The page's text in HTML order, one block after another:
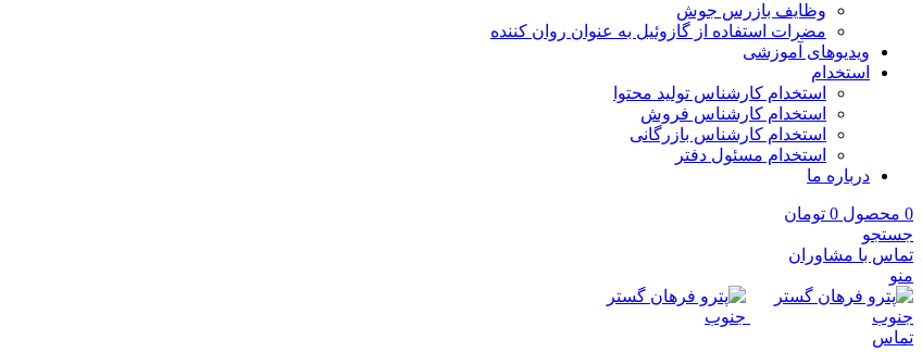
وظایف بازرس جوش
مضرات استفاده از گازوئیل به عنوان روان کننده
ویدیوهای آموزشی
استخدام
استخدام کارشناس تولید محتوا
استخدام کارشناس فروش
استخدام کارشناس بازرگانی
استخدام مسئول دفتر
درباره ما
0 محصول 0 تومان
جستجو
تماس با مشاوران
منو
تماس